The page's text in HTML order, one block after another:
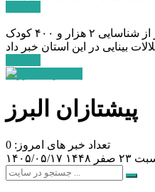
مدیر کل بهزیستی استان البرز از شناسایی ۲ هزار و ۴۰۰ کودک
پیشتازان البرز
تعداد خبر های امروز: 0
۱۴۰۵/۰۵/۱۷
۲۳ صفر ۱۴۴۸